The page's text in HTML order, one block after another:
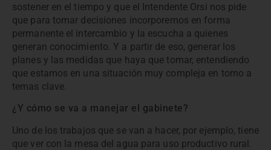
sostener en el tiempo y que el Intendente Orsi nos pide
que para tomar decisiones incorporemos en forma
permanente el intercambio y la escucha a quienes
generan conocimiento. Y a partir de eso, generar los
planes y las medidas que haya que tomar, entendiendo
que estamos en una situación muy compleja en torno a
temas clave.
¿Y cómo se va a manejar el gabinete?
Uno de los trabajos que se van a hacer, por ejemplo, tiene
que ver con la mesa del agua para uso productivo rural.